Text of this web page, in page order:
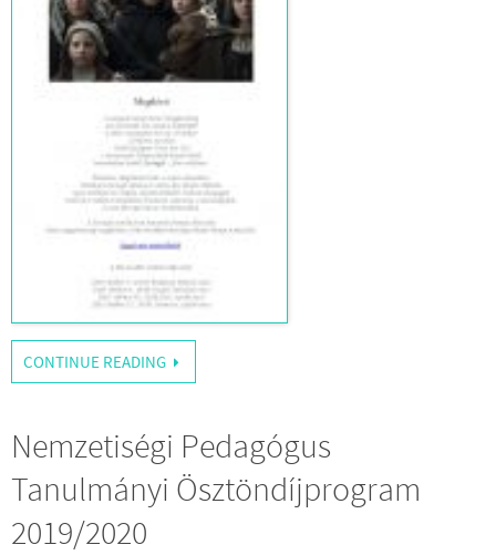
CONTINUE READING
Nemzetiségi Pedagógus
Tanulmányi Ösztöndíjprogram
2019/2020